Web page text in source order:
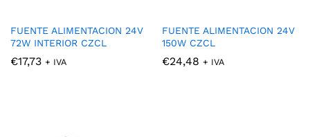
FUENTE ALIMENTACION 24V
72W INTERIOR CZCL
€17,73 + IVA
FUENTE ALIMENTACION 24V
150W CZCL
€24,48 + IVA